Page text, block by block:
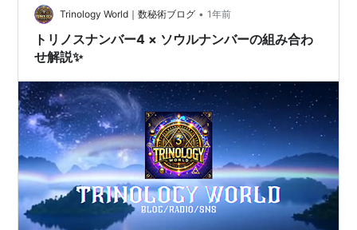
Trinology World｜数秘術ブログ • 1年前
トリノスナンバー4 × ソウルナンバーの組み合わ
せ解説✨️